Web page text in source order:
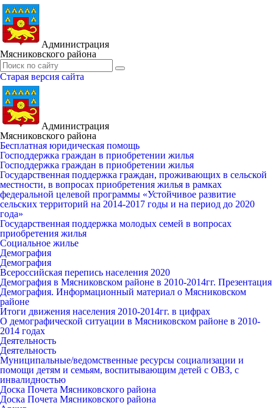
Администрация
Мясниковского района
Старая версия сайта
Администрация
Мясниковского района
Бесплатная юридическая помощь
Господдержка граждан в приобретении жилья
Господдержка граждан в приобретении жилья
Государственная поддержка граждан, проживающих в сельской
местности, в вопросах приобретения жилья в рамках
федеральной целевой программы «Устойчивое развитие
сельских территорий на 2014-2017 годы и на период до 2020
года»
Государственная поддержка молодых семей в вопросах
приобретения жилья
Социальное жилье
Демография
Демография
Всероссийская перепись населения 2020
Демография в Мясниковском районе в 2010-2014гг. Презентация
Демография. Информационный материал о Мясниковском
районе
Итоги движения населения 2010-2014гг. в цифрах
О демографической ситуации в Мясниковском районе в 2010-
2014 годах
Деятельность
Деятельность
Муниципальные/ведомственные ресурсы социализации и
помощи детям и семьям, воспитывающим детей с ОВЗ, с
инвалидностью
Доска Почета Мясниковского района
Доска Почета Мясниковского района